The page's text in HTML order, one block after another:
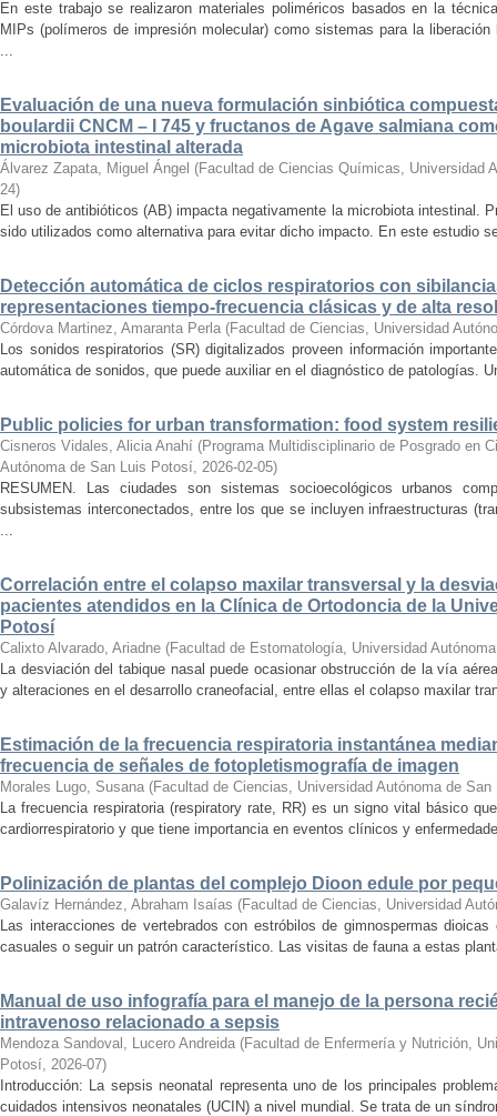
En este trabajo se realizaron materiales poliméricos basados en la
MIPs (polímeros de impresión molecular) como sistemas para la
...
Evaluación de una nueva formulación sinbiótica
boulardii CNCM – I 745 y fructanos de Agave salmiana
microbiota intestinal alterada
Álvarez Zapata, Miguel Ángel (Facultad de Ciencias Químicas, Universidad
24)
El uso de antibióticos (AB) impacta negativamente la microbiota intestinal.
sido utilizados como alternativa para evitar dicho impacto. En este estudio
Detección automática de ciclos respiratorios con
representaciones tiempo-frecuencia clásicas y de alta
Córdova Martinez, Amaranta Perla (Facultad de Ciencias, Universidad
Los sonidos respiratorios (SR) digitalizados proveen información
automática de sonidos, que puede auxiliar en el diagnóstico de patologías.
Public policies for urban transformation: food system
Cisneros Vidales, Alicia Anahí (Programa Multidisciplinario de Posgrado en
Autónoma de San Luis Potosí, 2026-02-05)
RESUMEN. Las ciudades son sistemas socioecológicos urbanos
subsistemas interconectados, entre los que se incluyen infraestructuras
...
Correlación entre el colapso maxilar transversal y la
pacientes atendidos en la Clínica de Ortodoncia de la
Potosí
Calixto Alvarado, Ariadne (Facultad de Estomatología, Universidad
La desviación del tabique nasal puede ocasionar obstrucción de la vía
y alteraciones en el desarrollo craneofacial, entre ellas el colapso maxilar
Estimación de la frecuencia respiratoria instantánea
frecuencia de señales de fotopletismografía de imagen
Morales Lugo, Susana (Facultad de Ciencias, Universidad Autónoma de
La frecuencia respiratoria (respiratory rate, RR) es un signo vital básico
cardiorrespiratorio y que tiene importancia en eventos clínicos y
Polinización de plantas del complejo Dioon edule por
Galavíz Hernández, Abraham Isaías (Facultad de Ciencias, Universidad
Las interacciones de vertebrados con estróbilos de gimnospermas
casuales o seguir un patrón característico. Las visitas de fauna a estas
Manual de uso infografía para el manejo de la persona
intravenoso relacionado a sepsis
Mendoza Sandoval, Lucero Andreida (Facultad de Enfermería y Nutrición,
Potosí, 2026-07)
Introducción: La sepsis neonatal representa uno de los principales
cuidados intensivos neonatales (UCIN) a nivel mundial. Se trata de un